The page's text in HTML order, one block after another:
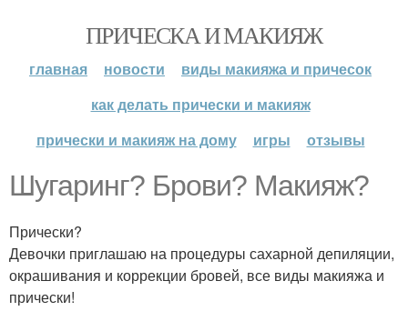
ПРИЧЕСКА И МАКИЯЖ
главная новости
виды макияжа и причесок
как делать прически и макияж
прически и макияж на дому
игры отзывы
Шугаринг? Брови? Макияж?
Прически?
Девочки приглашаю на процедуры сахарной депиляции,
окрашивания и коррекции бровей, все виды макияжа и
прически!